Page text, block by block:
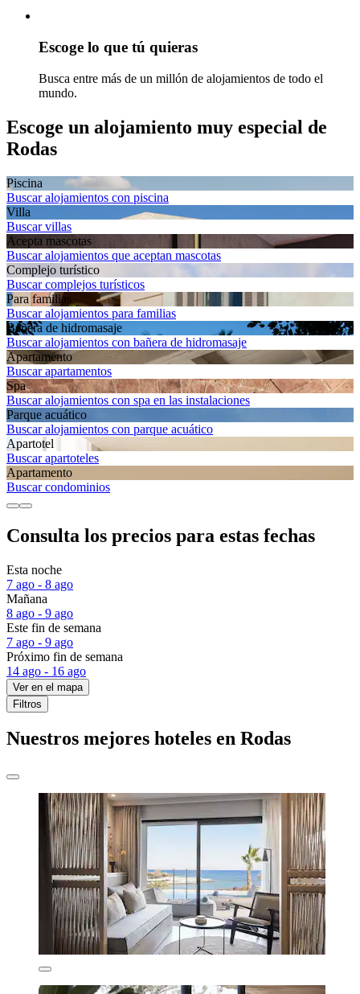
Escoge lo que tú quieras
Busca entre más de un millón de alojamientos de todo el
mundo.
Escoge un alojamiento muy especial de
Rodas
Piscina
Buscar alojamientos con piscina
Villa
Buscar villas
Acepta mascotas
Buscar alojamientos que aceptan mascotas
Complejo turístico
Buscar complejos turísticos
Para familias
Buscar alojamientos para familias
Bañera de hidromasaje
Buscar alojamientos con bañera de hidromasaje
Apartamento
Buscar apartamentos
Spa
Buscar alojamientos con spa en las instalaciones
Parque acuático
Buscar alojamientos con parque acuático
Apartotel
Buscar apartoteles
Apartamento
Buscar condominios
Consulta los precios para estas fechas
Esta noche
7 ago - 8 ago
Mañana
8 ago - 9 ago
Este fin de semana
7 ago - 9 ago
Próximo fin de semana
14 ago - 16 ago
Ver en el mapa
Filtros
Nuestros mejores hoteles en Rodas